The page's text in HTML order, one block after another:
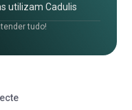
utilizam Cadulis
tudo!